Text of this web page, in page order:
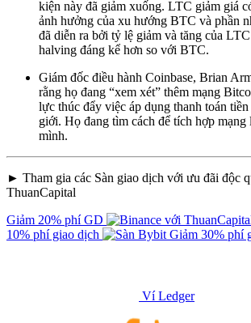
kiện này đã giảm xuống. LTC giảm giá
ảnh hưởng của xu hướng BTC và phần
đã diễn ra bởi tỷ lệ giảm và tăng của
halving đáng kể hơn so với BTC.
Giám đốc điều hành Coinbase, Brian
rằng họ đang “xem xét” thêm mạng
lực thúc đẩy việc áp dụng thanh toán
giới. Họ đang tìm cách để tích hợp mạng
mình.
► Tham gia các Sàn giao dịch với ưu đãi độc
ThuanCapital
Giảm 20% phí GD
10% phí giao dịch
Giảm 30% phí
Ví Ledger